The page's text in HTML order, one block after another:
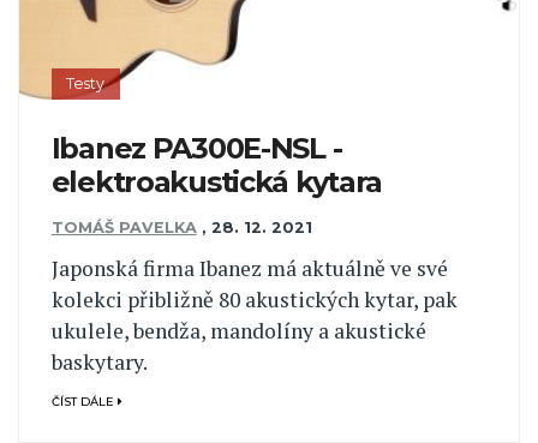
Testy
Ibanez PA300E-NSL -
elektroakustická kytara
TOMÁŠ PAVELKA , 28. 12. 2021
Japonská firma Ibanez má aktuálně ve své
kolekci přibližně 80 akustických kytar, pak
ukulele, bendža, mandolíny a akustické
baskytary.
ČÍST DÁLE